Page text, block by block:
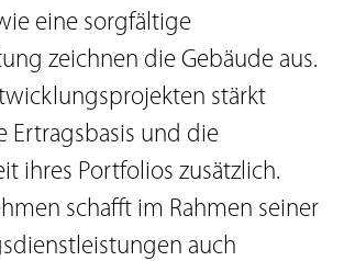
eine sorgfältige
zeichnen die Gebäude aus.
stärkt
Ertragsbasis und die
ihres Portfolios zusätzlich.
schafft im Rahmen seiner
auch